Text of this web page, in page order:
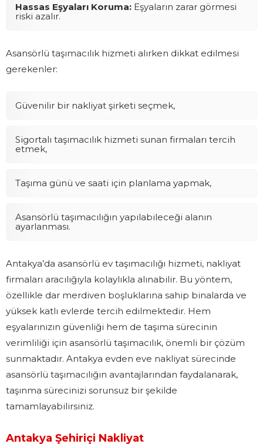
Hassas Eşyaları Koruma: Eşyaların zarar görmesi
riski azalır.
Asansörlü taşımacılık hizmeti alırken dikkat edilmesi
gerekenler:
Güvenilir bir nakliyat şirketi seçmek,
Sigortalı taşımacılık hizmeti sunan firmaları tercih
etmek,
Taşıma günü ve saati için planlama yapmak,
Asansörlü taşımacılığın yapılabileceği alanın
ayarlanması.
Antakya’da asansörlü ev taşımacılığı hizmeti, nakliyat
firmaları aracılığıyla kolaylıkla alınabilir. Bu yöntem,
özellikle dar merdiven boşluklarına sahip binalarda ve
yüksek katlı evlerde tercih edilmektedir. Hem
eşyalarınızın güvenliği hem de taşıma sürecinin
verimliliği için asansörlü taşımacılık, önemli bir çözüm
sunmaktadır. Antakya evden eve nakliyat sürecinde
asansörlü taşımacılığın avantajlarından faydalanarak,
taşınma sürecinizi sorunsuz bir şekilde
tamamlayabilirsiniz.
Antakya Şehiriçi Nakliyat